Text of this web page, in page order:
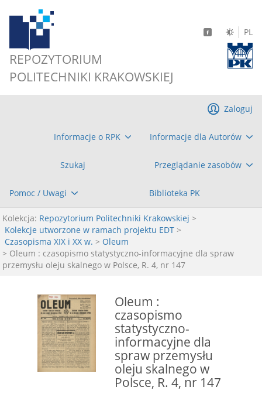
REPOZYTORIUM
POLITECHNIKI KRAKOWSKIEJ
PL
Informacje o RPK Informacje dla Autorów
Szukaj Przeglądanie zasobów
Pomoc / Uwagi Biblioteka PK
Zaloguj
Kolekcja: Repozytorium Politechniki Krakowskiej >
Kolekcje utworzone w ramach projektu EDT >
Czasopisma XIX i XX w. > Oleum
> Oleum : czasopismo statystyczno-informacyjne dla spraw
przemysłu oleju skalnego w Polsce, R. 4, nr 147
Oleum :
czasopismo
statystyczno-
informacyjne dla
spraw przemysłu
oleju skalnego w
Polsce, R. 4, nr 147